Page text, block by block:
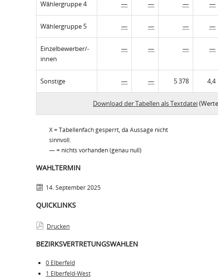
Wählergruppe 4 — — — —
Wählergruppe 5 — — — —
Einzelbewerber/-
innen
— — — —
Sonstige — — 5 378 4,4
Download der Tabellen als Textdatei
X = Tabellenfach gesperrt, da Aussage nicht
sinnvoll.
— = nichts vorhanden (genau null)
WAHLTERMIN
14. September 2025
QUICKLINKS
Drucken
BEZIRKSVERTRETUNGSWAHLEN
0 Elberfeld
1 Elberfeld-West